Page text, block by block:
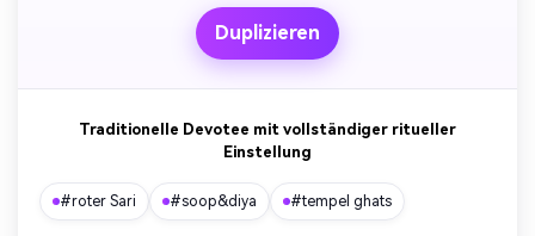
Duplizieren
Traditionelle Devotee mit vollständiger ritueller
Einstellung
#roter Sari #soop&diya #tempel ghats